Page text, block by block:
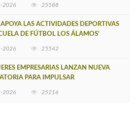
2026 25588
APOYA LAS ACTIVIDADES DEPORTIVAS
DE FÚTBOL LOS ÁLAMOS'
2026 25542
EMPRESARIAS LANZAN NUEVA
PARA IMPULSAR
2026 25216